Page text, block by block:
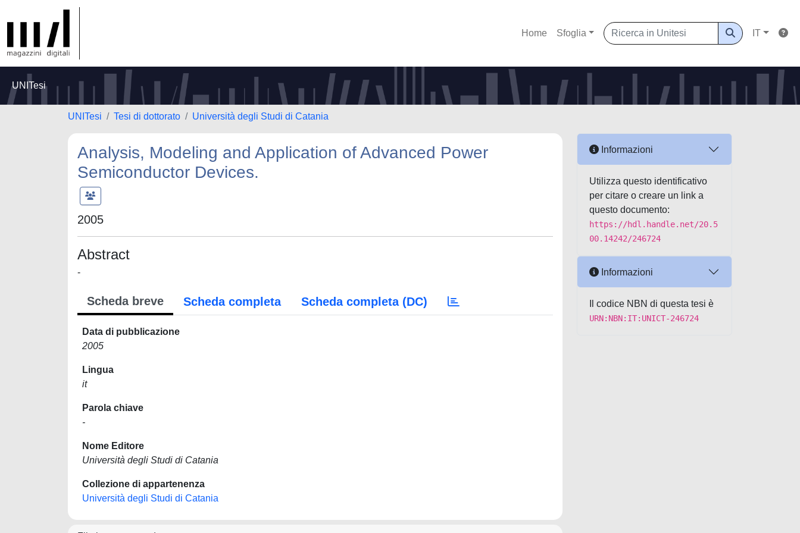
Home Sfoglia IT
UNITesi
UNITesi Tesi di dottorato Università degli Studi di Catania
Analysis, Modeling and Application of Advanced Power
Semiconductor Devices.
2005
Abstract
-
Scheda breve Scheda completa Scheda completa (DC)
Data di pubblicazione
2005
Lingua
it
Parola chiave
-
Nome Editore
Università degli Studi di Catania
Collezione di appartenenza
Università degli Studi di Catania
Informazioni
Utilizza questo identificativo
per citare o creare un link a
questo documento:
https://hdl.handle.net/20.5
00.14242/246724
Informazioni
Il codice NBN di questa tesi è
URN:NBN:IT:UNICT-246724